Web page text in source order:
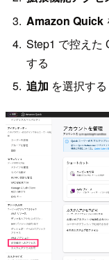
Amazon Quick
Step1 で控えた
する
追加 を選択する